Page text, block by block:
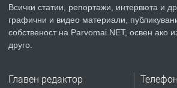
ПРЕДЛАГА Уроци по
Всички статии, репортажи, интервюта и
графични и видео материали,
собственост на Parvomai.NET, освен ако
друго.
Главен редактор